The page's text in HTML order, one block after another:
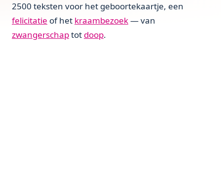
2500 teksten voor het geboortekaartje, een
felicitatie of het kraambezoek— van
zwangerschaptot doop.